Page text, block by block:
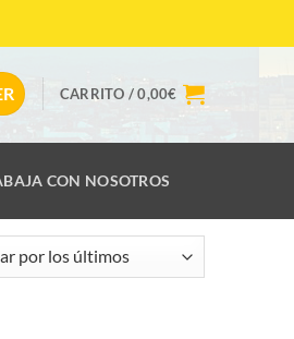
CARRITO /0,00€
CON NOSOTROS